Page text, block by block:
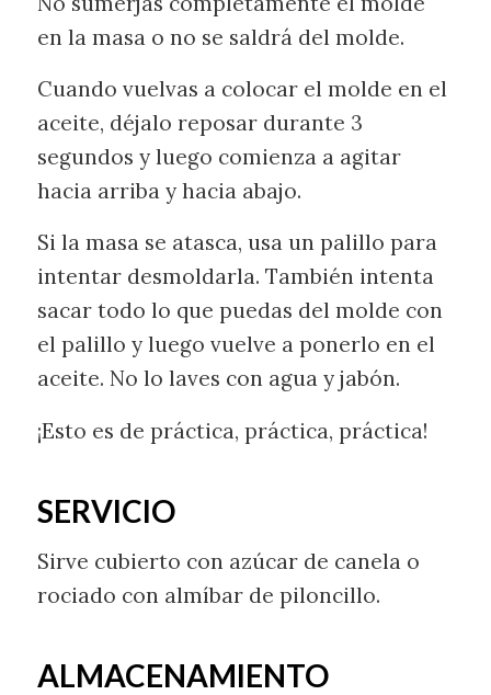
en la masa o no se saldrá del molde.
Cuando vuelvas a colocar el molde en el
aceite, déjalo reposar durante 3
segundos y luego comienza a agitar
hacia arriba y hacia abajo.
Si la masa se atasca, usa un palillo para
intentar desmoldarla. También intenta
sacar todo lo que puedas del molde con
el palillo y luego vuelve a ponerlo en el
aceite. No lo laves con agua y jabón.
¡Esto es de práctica, práctica, práctica!
SERVICIO
Sirve cubierto con azúcar de canela o
rociado con almíbar de piloncillo.
ALMACENAMIENTO